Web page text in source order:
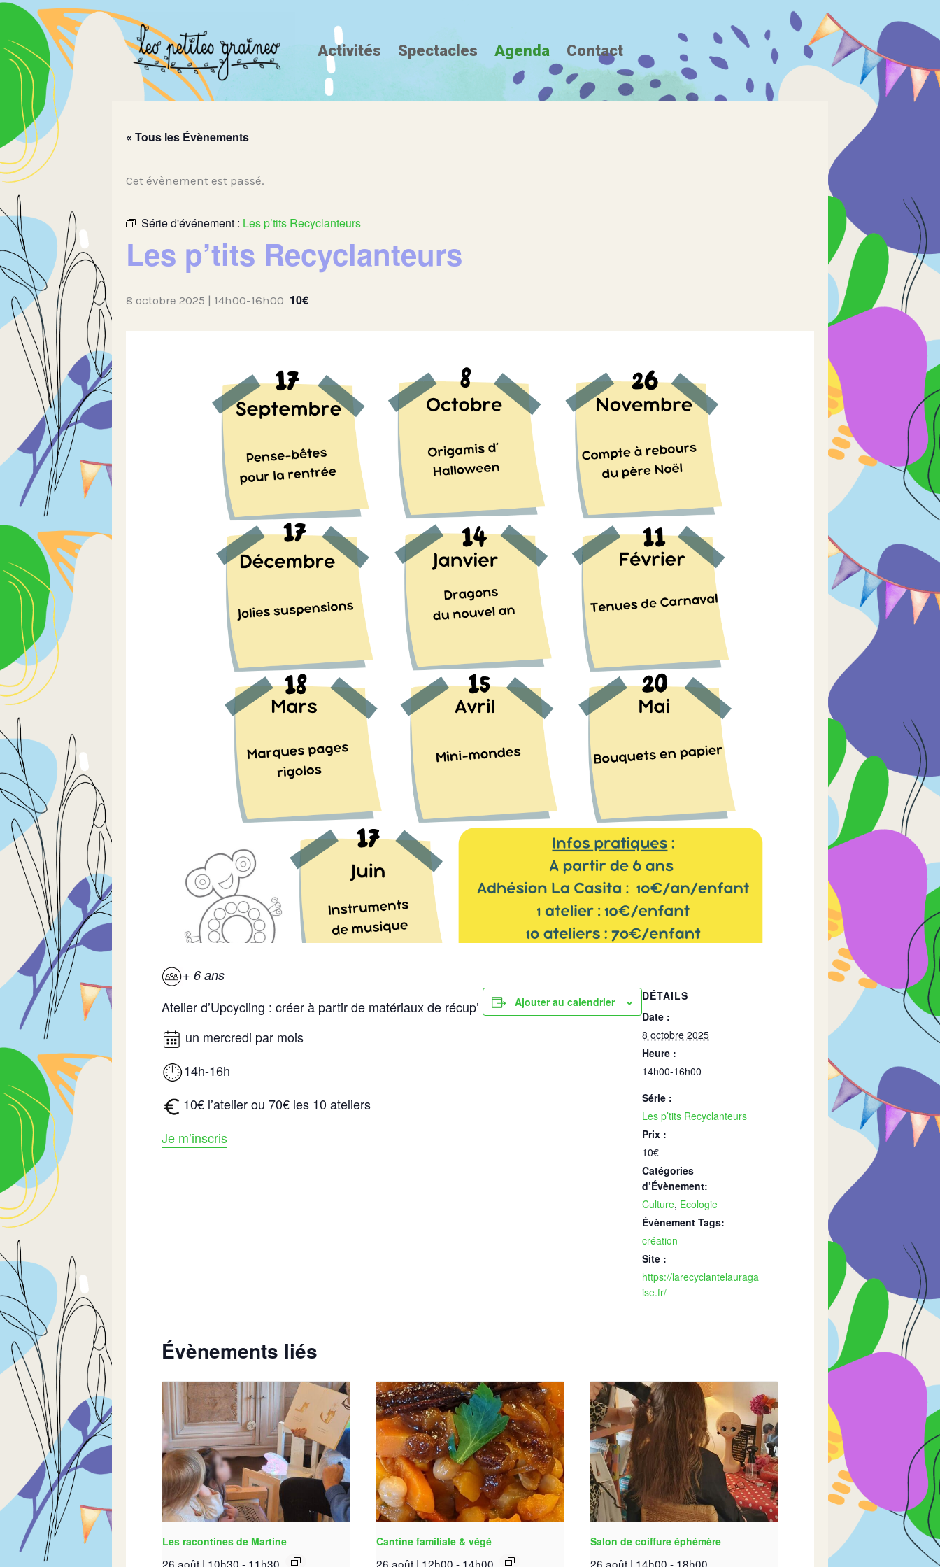
Aller
contenu
Activités Spectacles Agenda Contact
« Tous les Évènements
Cet évènement est passé.
Série d'événement : Les p’tits Recyclanteurs
Les p’tits Recyclanteurs
8 octobre 2025 | 14h00-16h00 10€
+ 6 ans
Atelier d’Upcycling : créer à partir de matériaux de récup’
un mercredi par mois
14h-16h
10€ l’atelier ou 70€ les 10 ateliers
Je m’inscris
Ajouter au calendrier
DÉTAILS
Date :
8 octobre 2025
Heure :
14h00-16h00
Série :
Les p’tits Recyclanteurs
Prix :
10€
Catégories
d’Évènement:
Culture, Ecologie
Évènement Tags:
création
Site :
https://larecyclantelauraga
ise.fr/
Évènements liés
Les racontines de Martine
26 août | 10h30 - 11h30
Cantine familiale & végé
26 août | 12h00 - 14h00
Salon de coiffure éphémère
26 août | 14h00 - 18h00